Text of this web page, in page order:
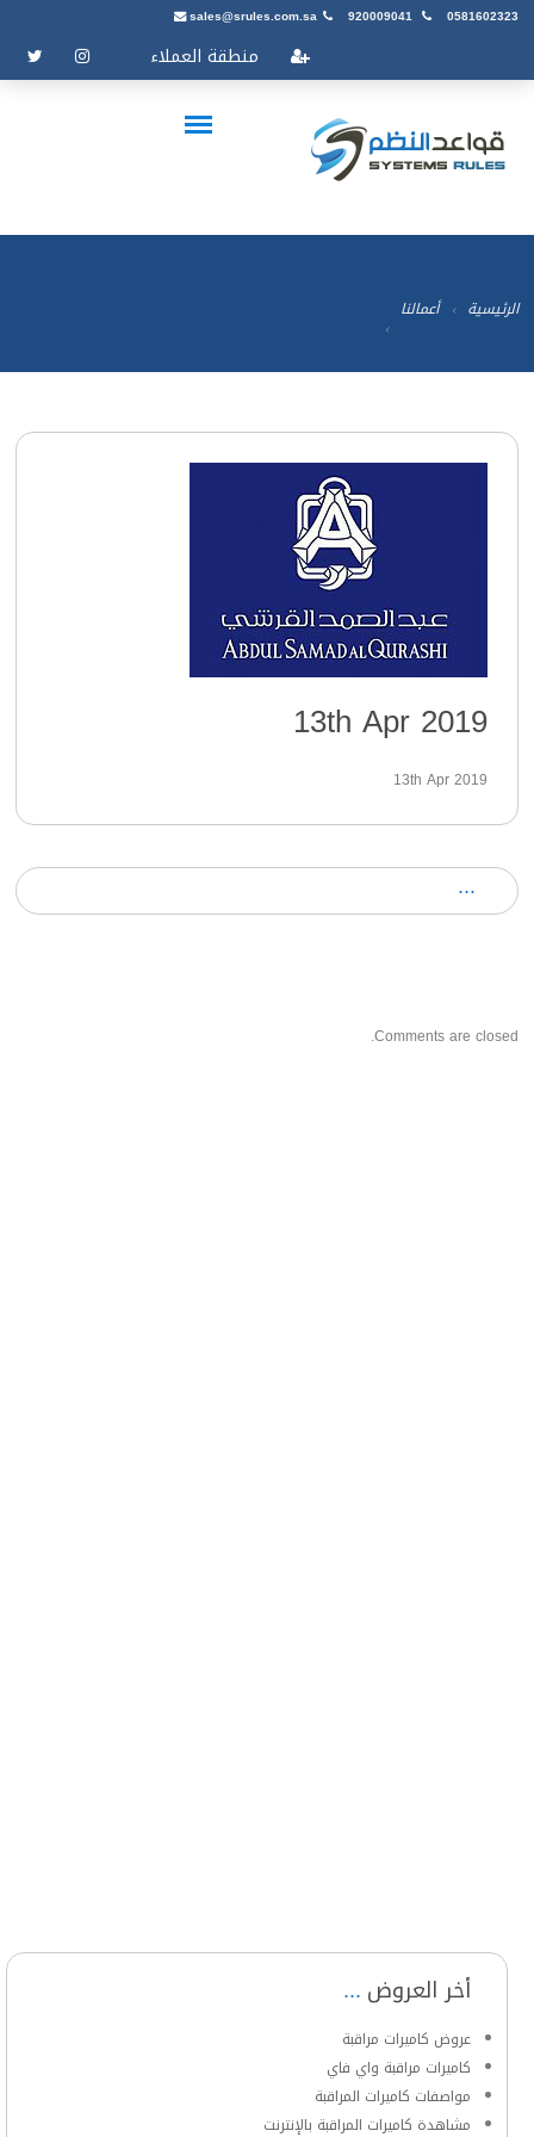
sales@srules.com.sa 920009041 0581602323
منطقة العملاء
الرئيسية أعمالنا
13th Apr 2019
13th Apr 2019
Comments are closed.
أخر العروض
عروض كاميرات مراقبة
كاميرات مراقبة واي فاي
مواصفات كاميرات المراقبة
مشاهدة كاميرات المراقبة بالإنترنت